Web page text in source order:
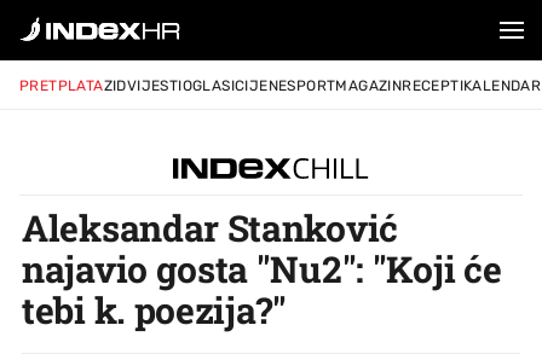
PRETPLATAZIDVIJESTIOGLASICIJENESPORTMAGAZINRECEPTIKALENDAR
Aleksandar Stanković
najavio gosta "Nu2": "Koji će
tebi k. poezija?"